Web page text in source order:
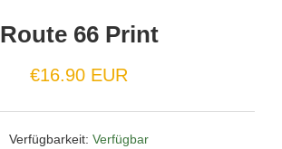
Route 66 Print
€16.90 EUR
Verfügbarkeit: Verfügbar